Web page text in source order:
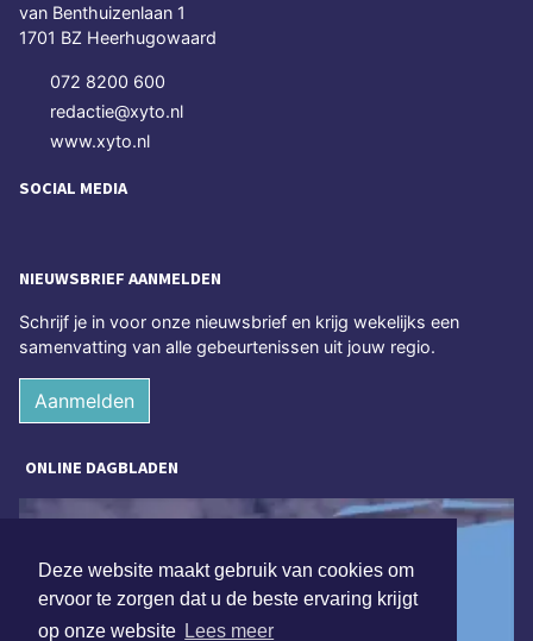
Deze website maakt gebruik van cookies om
ervoor te zorgen dat u de beste ervaring krijgt
op onze website Lees meer
van Benthuizenlaan 1
1701 BZ Heerhugowaard
072 8200 600
redactie@xyto.nl
www.xyto.nl
SOCIAL MEDIA
NIEUWSBRIEF AANMELDEN
Schrijf je in voor onze nieuwsbrief en krijg wekelijks een
samenvatting van alle gebeurtenissen uit jouw regio.
Aanmelden
ONLINE DAGBLADEN